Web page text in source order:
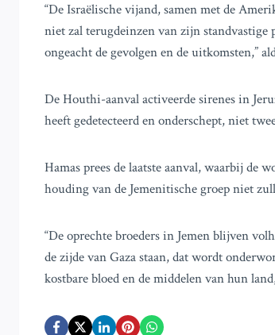
“De Israëlische vijand, samen met de
niet zal terugdeinzen van zijn
ongeacht de gevolgen en de uitkomsten,”
De Houthi-aanval activeerde sirenes in
heeft gedetecteerd en onderschept, niet
Hamas prees de laatste aanval, waarbij de
houding van de Jemenitische groep niet
“De oprechte broeders in Jemen blijven
de zijde van Gaza staan, dat wordt
kostbare bloed en de middelen van hun